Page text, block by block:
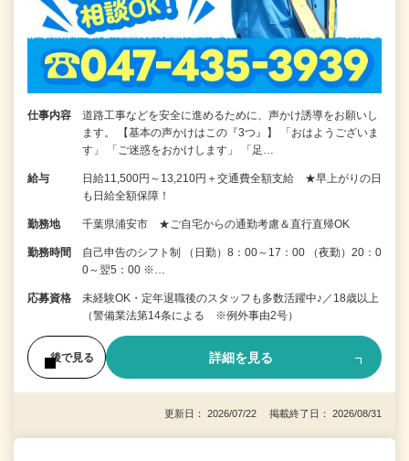
仕事内容
道路工事などを安全に進めるために、声かけ誘導をお願いし
ます。 【基本の声かけはこの『3つ』】 「おはようございま
す」 「ご迷惑をおかけします」 「足…
給与
日給11,500円～13,210円＋交通費全額支給 ★早上がりの日
も日給全額保障！
勤務地 千葉県浦安市 ★ご自宅からの通勤考慮＆直行直帰OK
勤務時間
自己申告のシフト制 （日勤）8：00～17：00 （夜勤）20：0
0～翌5：00 ※…
応募資格
未経験OK・定年退職後のスタッフも多数活躍中♪／18歳以上
（警備業法第14条による ※例外事由2号）
後で見る 詳細を見る
更新日： 2026/07/22 掲載終了日： 2026/08/31